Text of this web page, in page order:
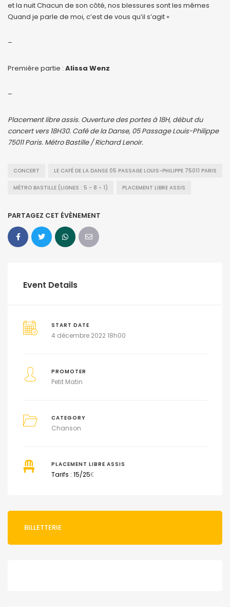
et la nuit Chacun de son côté, nos blessures sont les mêmes
Quand je parle de moi, c’est de vous qu’il s’agit »
–
Première partie : Alissa Wenz
–
Placement libre assis. Ouverture des portes à 18H, début du
concert vers 18H30. Café de la Danse, 05 Passage Louis-Philippe
75011 Paris. Métro Bastille / Richard Lenoir.
CONCERT LE CAFÉ DE LA DANSE 05 PASSAGE LOUIS-PHILIPPE 75011 PARIS
MÉTRO BASTILLE (LIGNES : 5 - 8 - 1) PLACEMENT LIBRE ASSIS
PARTAGEZ CET ÉVÈNEMENT
Event Details
START DATE
4 décembre 2022 18h00
PROMOTER
Petit Matin
CATEGORY
Chanson
PLACEMENT LIBRE ASSIS
Tarifs : 15/25€
BILLETTERIE